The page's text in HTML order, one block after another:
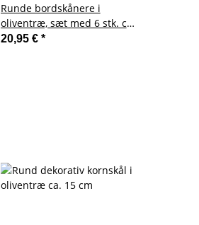
Runde bordskånere i
oliventræ, sæt med 6 stk. ca.
8,5 CM
20,95 € *